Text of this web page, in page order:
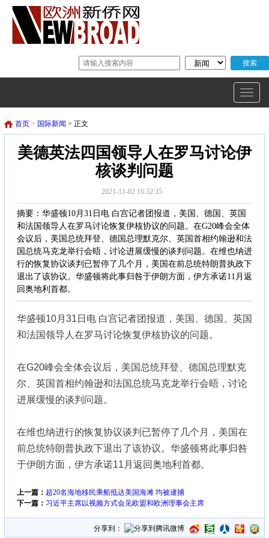
首页 > 国际新闻 > 正文
美德英法四国领导人在罗马讨论伊
核谈判问题
2021-11-02 16:32:35
摘要：华盛顿10月31日电 白宫记者团报道，美国、德国、英国
和法国领导人在罗马讨论恢复伊核协议的问题。在G20峰会全体
会议后，美国总统拜登、德国总理默克尔、英国首相约翰逊和法
国总统马克龙举行会晤，讨论进展缓慢的谈判问题。在维也纳进
行的恢复协议谈判已暂停了几个月，美国在前总统特朗普执政下
退出了该协议。华盛顿将此事归咎于伊朗方面，伊方承诺11月返
回奥地利首都。
华盛顿10月31日电 白宫记者团报道，美国、德国、英国
和法国领导人在罗马讨论恢复伊核协议的问题。
在G20峰会全体会议后，美国总统拜登、德国总理默克
尔、英国首相约翰逊和法国总统马克龙举行会晤，讨论
进展缓慢的谈判问题。
在维也纳进行的恢复协议谈判已暂停了几个月，美国在
前总统特朗普执政下退出了该协议。华盛顿将此事归咎
于伊朗方面，伊方承诺11月返回奥地利首都。
上一篇： 超20名海地移民乘船抵达美国海滩 均被逮捕
下一篇： 习近平主席以视频方式会见欧盟和欧洲理事会主席
分享到：